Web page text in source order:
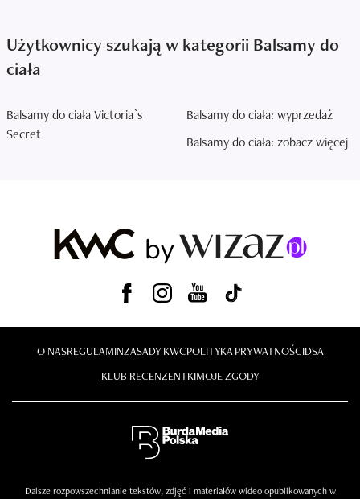
Użytkownicy szukają w kategorii Balsamy do
ciała
Balsamy do ciała Victoria`s
Secret
Balsamy do ciała: wyprzedaż
Balsamy do ciała: zobacz więcej
O NASREGULAMINZASADY KWCPOLITYKA PRYWATNOŚCIDSA
KLUB RECENZENTKIMOJE ZGODY
Dalsze rozpowszechnianie tekstów, zdjęć i materiałów wideo opublikowanych w